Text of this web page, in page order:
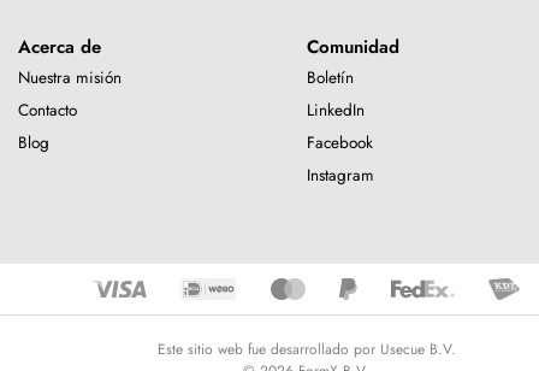
Acerca de
Nuestra misión
Contacto
Blog
Comunidad
Boletín
LinkedIn
Facebook
Instagram
Este sitio web fue desarrollado por Usecue B.V.